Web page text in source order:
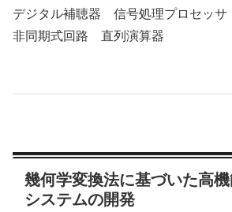
デジタル補聴器 信号処理プロセッ
非同期式回路 直列演算器
幾何学変換法に基づいた高
システムの開発